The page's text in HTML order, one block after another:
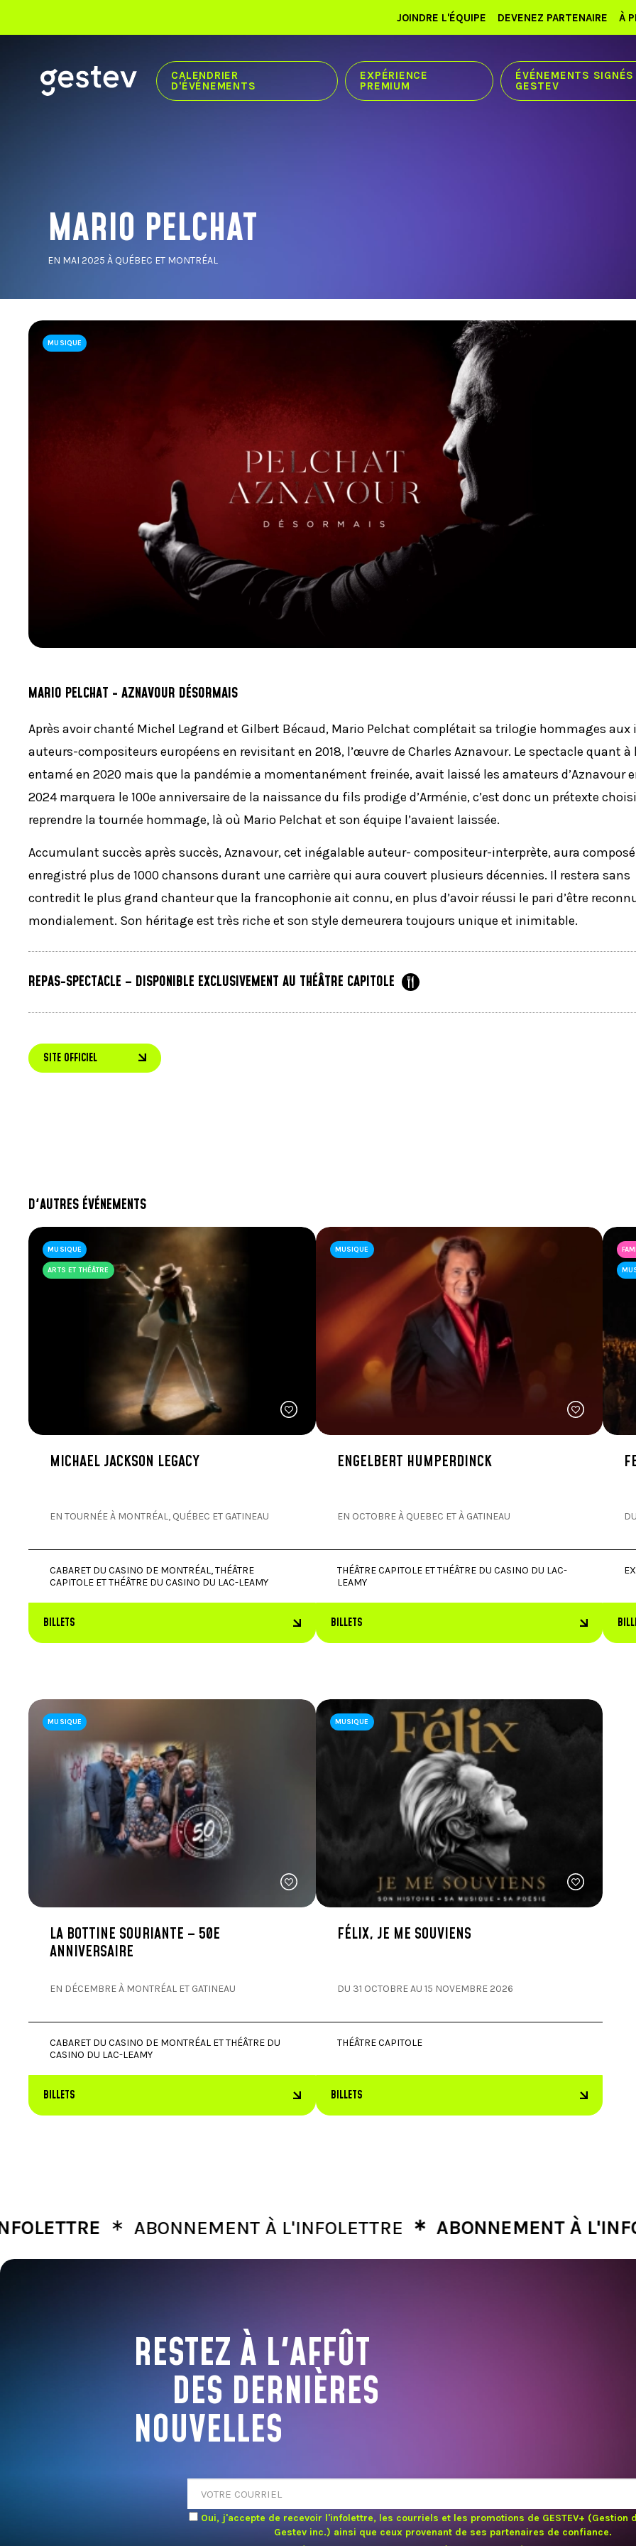
JOINDRE L'ÉQUIPE DEVENEZ PARTENAIRE À
CALENDRIER
D'ÉVÉNEMENTS
EXPÉRIENCE
PREMIUM
ÉVÉNEMENTS SIGNÉS
GESTEV
NOS LIEUX DE DIFFUSION
THÉÂTRE CAPITOLE
LIENS UTILES COMMUNAUTÉ
MARIO PELCHAT
EN MAI 2025 À QUÉBEC ET MONTRÉAL
MUSIQUE
MARIO PELCHAT - AZNAVOUR DÉSORMAIS
Après avoir chanté Michel Legrand et Gilbert Bécaud, Mario Pelchat complétait sa trilogie hommages
auteurs-compositeurs européens en revisitant en 2018, l’œuvre de Charles Aznavour. Le spectacle quant à
entamé en 2020 mais que la pandémie a momentanément freinée, avait laissé les amateurs d’Aznavour
2024 marquera le 100e anniversaire de la naissance du fils prodige d’Arménie, c’est donc un prétexte
reprendre la tournée hommage, là où Mario Pelchat et son équipe l’avaient laissée.
Accumulant succès après succès, Aznavour, cet inégalable auteur- compositeur-interprète, aura
enregistré plus de 1000 chansons durant une carrière qui aura couvert plusieurs décennies. Il restera sans
contredit le plus grand chanteur que la francophonie ait connu, en plus d’avoir réussi le pari d’être
mondialement. Son héritage est très riche et son style demeurera toujours unique et inimitable.
REPAS-SPECTACLE – DISPONIBLE EXCLUSIVEMENT AU THÉÂTRE CAPITOLE
ou
Patate douce rôtie garnie de feta, pomme grenade et figue
Poitrine de poulet farcie, shitaké, oignons verts accompagnés de riz basmati, bok choy et mini
ou
Filet de porc sauce calvados avec gratin dauphinois, asperges et oignon chipollini caramélisés
Ce menu peut être modifié sans préavis
CARTE DES BOISSONS
SITE OFFICIEL
D'AUTRES ÉVÉNEMENTS
MUSIQUE
ARTS ET THÉÂTRE
MICHAEL JACKSON LEGACY
EN TOURNÉE À MONTRÉAL, QUÉBEC ET GATINEAU
CABARET DU CASINO DE MONTRÉAL, THÉÂTRE
CAPITOLE ET THÉÂTRE DU CASINO DU LAC-LEAMY
BILLETS
MUSIQUE
ENGELBERT HUMPERDINCK
EN OCTOBRE À QUEBEC ET À GATINEAU
THÉÂTRE CAPITOLE ET THÉÂTRE DU CASINO DU LAC-
LEAMY
BILLETS
MUSIQUE
LA BOTTINE SOURIANTE – 50E
ANNIVERSAIRE
EN DÉCEMBRE À MONTRÉAL ET GATINEAU
CABARET DU CASINO DE MONTRÉAL ET THÉÂTRE DU
CASINO DU LAC-LEAMY
BILLETS
MUSIQUE
FÉLIX, JE ME SOUVIENS
DU 31 OCTOBRE AU 15 NOVEMBRE 2026
THÉÂTRE CAPITOLE
BILLETS
∗ABONNEMENT À L'INFOLETTRE ∗ABONNEMENT À
RESTEZ À L'AFFÛT
DES DERNIÈRES
NOUVELLES